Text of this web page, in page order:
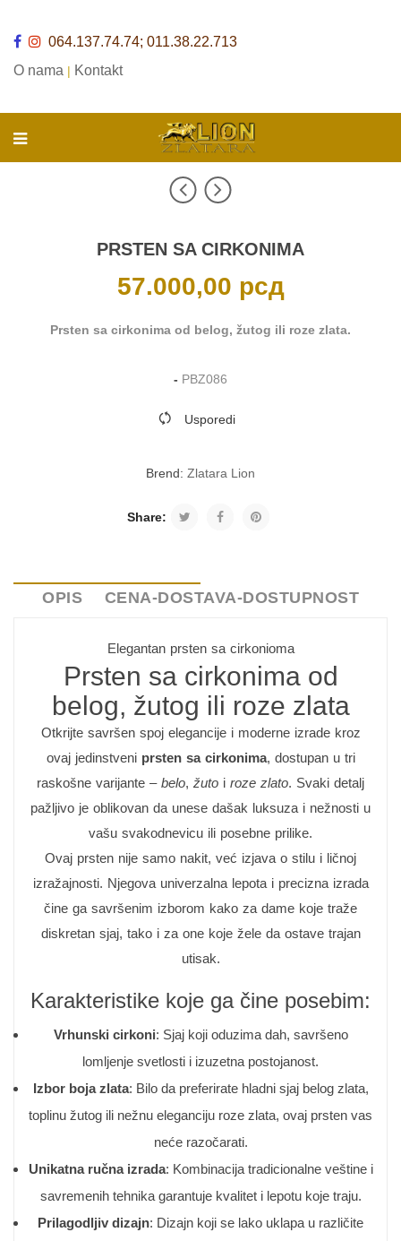
064.137.74.74; 011.38.22.713
O nama | Kontakt
PRSTEN SA CIRKONIMA
57.000,00 рсд
Prsten sa cirkonima od belog, žutog ili roze zlata.
- PBZ086
Usporedi
Brend: Zlatara Lion
Share:
OPIS CENA-DOSTAVA-DOSTUPNOST
Elegantan prsten sa cirkonioma
Prsten sa cirkonima od
belog, žutog ili roze zlata
Otkrijte savršen spoj elegancije i moderne izrade kroz
ovaj jedinstveni prsten sa cirkonima, dostupan u tri
raskošne varijante – belo, žuto i roze zlato. Svaki detalj
pažljivo je oblikovan da unese dašak luksuza i nežnosti u
vašu svakodnevicu ili posebne prilike.
Ovaj prsten nije samo nakit, već izjava o stilu i ličnoj
izražajnosti. Njegova univerzalna lepota i precizna izrada
čine ga savršenim izborom kako za dame koje traže
diskretan sjaj, tako i za one koje žele da ostave trajan
utisak.
Karakteristike koje ga čine posebim:
Vrhunski cirkoni: Sjaj koji oduzima dah, savršeno
lomljenje svetlosti i izuzetna postojanost.
Izbor boja zlata: Bilo da preferirate hladni sjaj belog zlata,
toplinu žutog ili nežnu eleganciju roze zlata, ovaj prsten vas
neće razočarati.
Unikatna ručna izrada: Kombinacija tradicionalne veštine i
savremenih tehnika garantuje kvalitet i lepotu koje traju.
Prilagodljiv dizajn: Dizajn koji se lako uklapa u različite